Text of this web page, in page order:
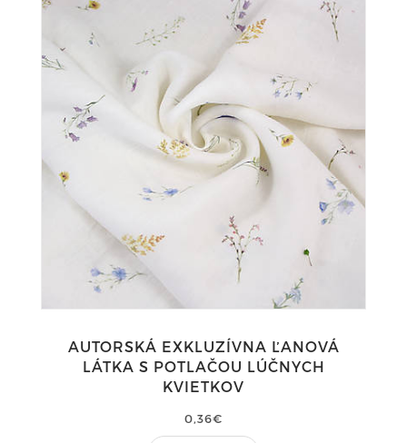
AUTORSKÁ EXKLUZÍVNA ĽANOVÁ
LÁTKA S POTLAČOU LÚČNYCH
KVIETKOV
0,36€